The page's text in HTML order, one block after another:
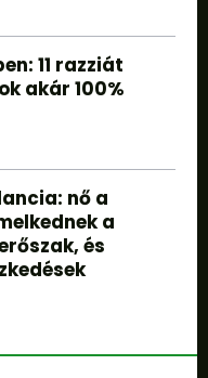
11 razziát
akár 100%
nő a
a
és